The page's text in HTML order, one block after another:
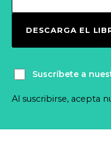
DESCARGA EL
Suscríbete a
Al suscribirse, acepta